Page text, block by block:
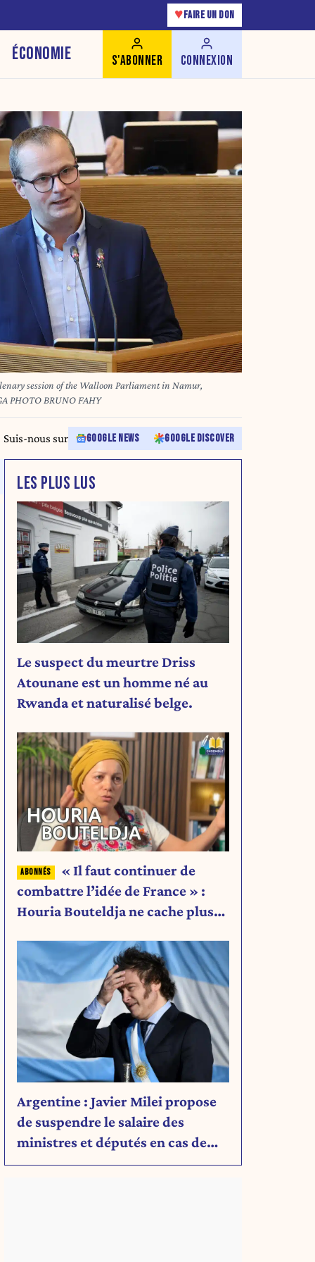
♥ FAIRE UN DON
ÉCONOMIE S'ABONNER CONNEXION
session of the Walloon Parliament in Namur,
PHOTO BRUNO FAHY
Suis-nous sur GOOGLE NEWS GOOGLE DISCOVER
LES PLUS LUS
Le suspect du meurtre Driss
Atounane est un homme né au
Rwanda et naturalisé belge.
« Il faut continuer de
combattre l’idée de France » :
Houria Bouteldja ne cache plus
Argentine : Javier Milei propose
de suspendre le salaire des
ministres et députés en cas de
déficit budgétaire